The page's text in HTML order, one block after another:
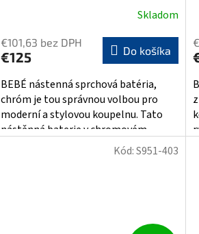
Skladom
€101,63 bez DPH
€125 Do košíka
BEBÉ nástenná sprchová batéria,
chróm je tou správnou volbou pro
moderní a stylovou koupelnu. Tato
nástěnná baterie v chromovém
Kód:S951-403